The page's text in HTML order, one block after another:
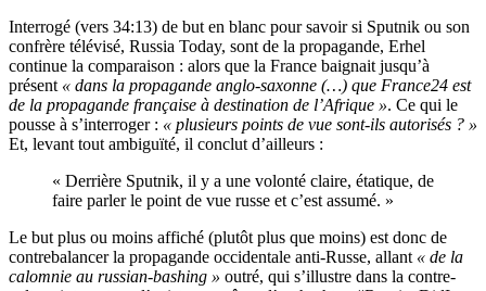
Interrogé (vers 34:13) de but en blanc pour savoir si Sputnik ou son
confrère télévisé, Russia Today, sont de la propagande, Erhel
continue la comparaison : alors que la France baignait jusqu’à
présent « dans la propagande anglo-saxonne (…) que France24 est
de la propagande française à destination de l’Afrique ». Ce qui le
pousse à s’interroger : « plusieurs points de vue sont-ils autorisés ? »
Et, levant tout ambiguïté, il conclut d’ailleurs :
« Derrière Sputnik, il y a une volonté claire, étatique, de
faire parler le point de vue russe et c’est assumé. »
Le but plus ou moins affiché (plutôt plus que moins) est donc de
contrebalancer la propagande occidentale anti-Russe, allant « de la
calomnie au russian-bashing » outré, qui s’illustre dans la contre-